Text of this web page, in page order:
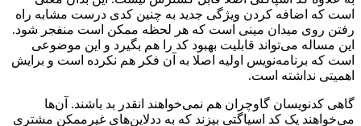
است که اضافه کردن ویژگی جدید به چنین کدی درست مشابه راه
رفتن روی میدان مینی است که هر لحظه ممکن است منفجر شود.
این مساله می‌تواند قابلیت بهبود کد را هم بگیرد و این موضوعی
است که برنامه‌نویس اولیه اصلا به آن فکر هم نکرده است و برایش
اهمیتی نداشته است.
گاهی کدنویسان گاوچران هم نمی‌خواهند انقدر بد باشند. آن‌ها
می‌خواهند یک کد اسپاگتی بپزند که به ددلاین‌های غیرممکن مشتری